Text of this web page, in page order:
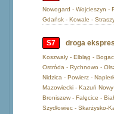
Nowogard - Wojcieszyn -
Gdańsk - Kowale -
S7 droga
Koszwały - Elbląg -
Ostróda - Rychnowo -
Nidzica - Powierz -
Mazowiecki - Kazuń
Broniszew - Falęcice -
Szydłowiec - Skarżysko-